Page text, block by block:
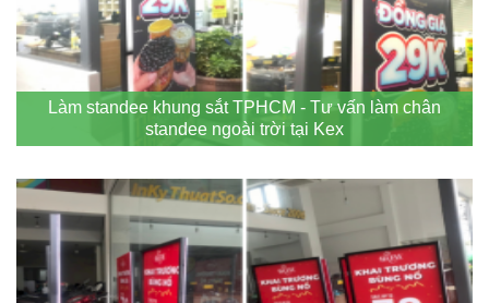
Làm standee khung sắt TPHCM - Tư vấn làm chân
standee ngoài trời tại Kex